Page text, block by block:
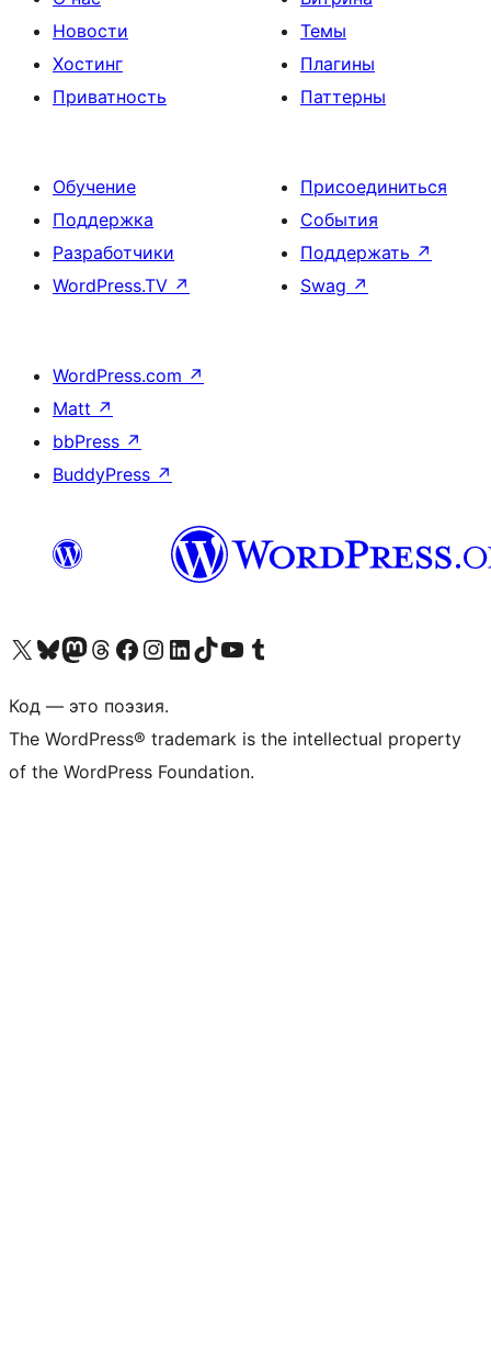
Новости
Хостинг
Приватность
Темы
Плагины
Паттерны
Обучение
Поддержка
Разработчики
WordPress.TV ↗
Присоединиться
События
Поддержать ↗
Swag ↗
WordPress.com ↗
Matt ↗
bbPress ↗
BuddyPress ↗
Посетите нас в X (ранее Twitter)
Посетите нашу учётную запись в Bluesky
Посетите нашу ленту в Mastodon
Посетите нашу учётную запись в Threads
Посетите нашу страницу на Facebook
Посетите наш Instagram
Посетите нашу страницу в LinkedIn
Посетите нашу учётную запись в TikTok
Посетите наш канал YouTube
Посетите нашу учётную запись в Tumblr
Код — это поэзия.
The WordPress® trademark is the intellectual property
of the WordPress Foundation.